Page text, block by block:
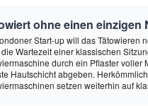
ohne einen einzigen
Start-up will das Tätowieren
Wartezeit einer klassischen
durch ein Pflaster voller
Hautschicht abgeben.
setzen weiterhin auf